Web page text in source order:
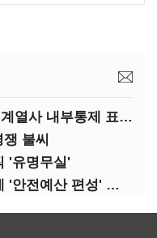
'금융복합기업집단' 토스, 전 계열사 내부통제 표준화
불씨
'유명무실'
(단독)농·축협 노조, 중앙회에 '안전예산 편성' 요구